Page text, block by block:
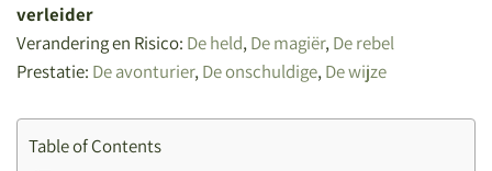
verleider
Verandering en Risico: De held,De magiër,De rebel
Prestatie: De avonturier,De onschuldige,De wijze
Table of Contents